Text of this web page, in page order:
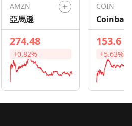
AMZN
亞馬遜
274.48
+0.82%
COIN
Global
153.6
+5.63%